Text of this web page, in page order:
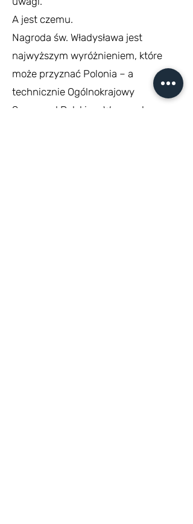
A jest czemu.
Nagroda św. Władysława jest
najwyższym wyróżnieniem, które
może przyznać Polonia – a
technicznie Ogólnokrajowy
Samorząd Polski na Węgrzech.